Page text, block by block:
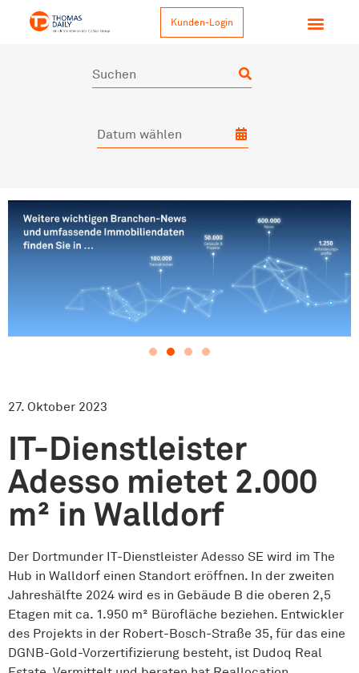
Kunden-Login
27. Oktober 2023
IT-Dienstleister
Adesso mietet 2.000
m² in Walldorf
Der Dortmunder IT-Dienstleister Adesso SE wird im The
Hub in Walldorf einen Standort eröffnen. In der zweiten
Jahreshälfte 2024 wird es in Gebäude B die oberen 2,5
Etagen mit ca. 1.950 m² Bürofläche beziehen. Entwickler
des Projekts in der Robert-Bosch-Straße 35, für das eine
DGNB-Gold-Vorzertifizierung besteht, ist Dudoq Real